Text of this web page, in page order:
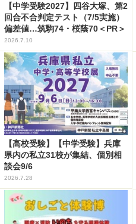
【中学受験2027】四谷大塚、第2
回合不合判定テスト（7/5実施）
偏差値…筑駒74・桜蔭70＜PR＞
2026.7.10
【高校受験】【中学受験】兵庫
県内の私立31校が集結、個別相
談会9/6
2026.7.28